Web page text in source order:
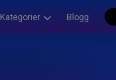
Kategorier Blogg